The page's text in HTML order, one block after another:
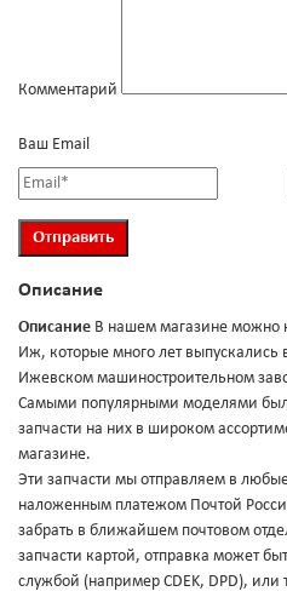
Комментарий
Ваш Email
Описание
Описание В нашем магазине можно
Иж, которые много лет
Ижевском машиностроительном
Самыми популярными моделями
запчасти на них в широком
магазине.
Эти запчасти мы отправляем в
наложенным платежом Почтой
забрать в ближайшем почтовом
запчасти картой, отправка может
службой (например CDEK, DPD), или